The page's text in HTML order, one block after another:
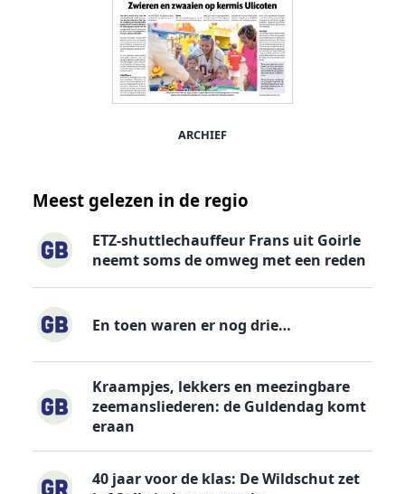
ARCHIEF
Meest gelezen in de regio
ETZ-shuttlechauffeur Frans uit Goirle
neemt soms de omweg met een reden
En toen waren er nog drie…
Kraampjes, lekkers en meezingbare
zeemansliederen: de Guldendag komt
eraan
40 jaar voor de klas: De Wildschut zet